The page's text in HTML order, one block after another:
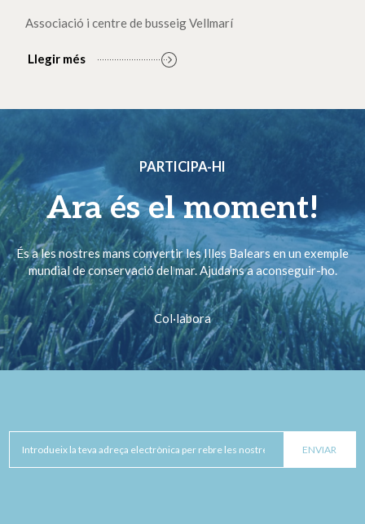
Associació i centre de busseig Vellmarí
Llegir més
PARTICIPA-HI
Ara és el moment!
És a les nostres mans convertir les Illes Balears en un exemple
mundial de conservació del mar. Ajuda’ns a aconseguir-ho.
Col·labora